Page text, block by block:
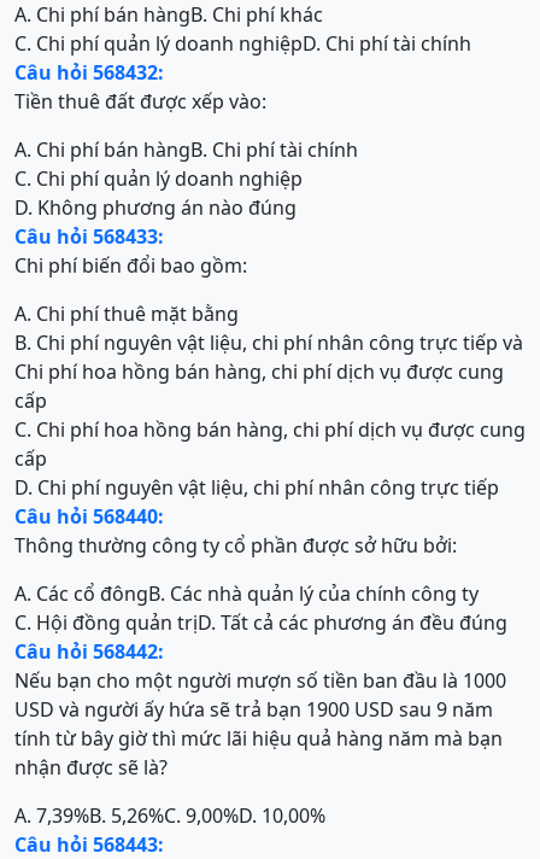
A. Chi phí bán hàngB. Chi phí khác
C. Chi phí quản lý doanh nghiệpD. Chi phí tài chính
Câu hỏi 568432:
Tiền thuê đất được xếp vào:
A. Chi phí bán hàngB. Chi phí tài chính
C. Chi phí quản lý doanh nghiệp
D. Không phương án nào đúng
Câu hỏi 568433:
Chi phí biến đổi bao gồm:
A. Chi phí thuê mặt bằng
B. Chi phí nguyên vật liệu, chi phí nhân công trực tiếp và
Chi phí hoa hồng bán hàng, chi phí dịch vụ được cung
cấp
C. Chi phí hoa hồng bán hàng, chi phí dịch vụ được cung
cấp
D. Chi phí nguyên vật liệu, chi phí nhân công trực tiếp
Câu hỏi 568440:
Thông thường công ty cổ phần được sở hữu bởi:
A. Các cổ đôngB. Các nhà quản lý của chính công ty
C. Hội đồng quản trịD. Tất cả các phương án đều đúng
Câu hỏi 568442:
Nếu bạn cho một người mượn số tiền ban đầu là 1000
USD và người ấy hứa sẽ trả bạn 1900 USD sau 9 năm
tính từ bây giờ thì mức lãi hiệu quả hàng năm mà bạn
nhận được sẽ là?
A. 7,39%B. 5,26%C. 9,00%D. 10,00%
Câu hỏi 568443: